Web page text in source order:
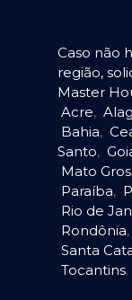
Caso não
região,
Master
Acre,
Bahia,
Santo,
Mato
Paraíba,
Rio de
Rondônia,
Santa
Tocantins.